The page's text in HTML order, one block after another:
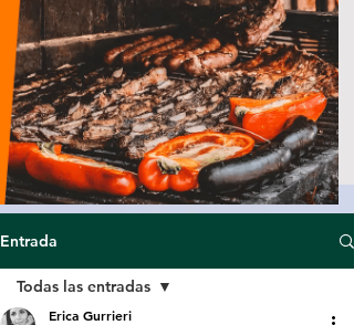
Entrada
Todas las entradas
Erica Gurrieri